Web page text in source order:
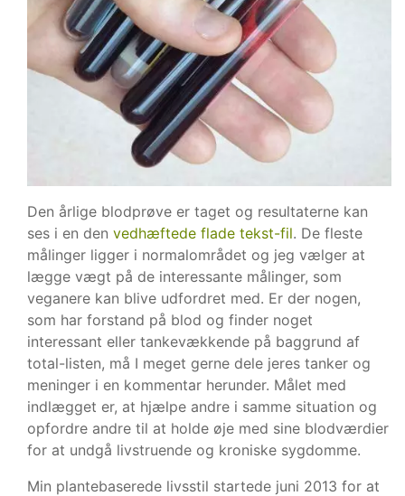
Den årlige blodprøve er taget og resultaterne kan
ses i en den vedhæftede flade tekst-fil. De fleste
målinger ligger i normalområdet og jeg vælger at
lægge vægt på de interessante målinger, som
veganere kan blive udfordret med. Er der nogen,
som har forstand på blod og finder noget
interessant eller tankevækkende på baggrund af
total-listen, må I meget gerne dele jeres tanker og
meninger i en kommentar herunder. Målet med
indlægget er, at hjælpe andre i samme situation og
opfordre andre til at holde øje med sine blodværdier
for at undgå livstruende og kroniske sygdomme.
Min plantebaserede livsstil startede juni 2013 for at